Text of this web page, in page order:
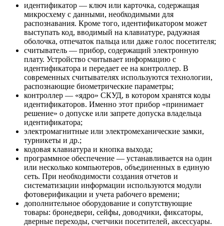
идентификатор — ключ или карточка, содержащая
микросхему с данными, необходимыми для
распознавания. Кроме того, идентификатором может
выступать код, вводимый на клавиатуре, радужная
оболочка, отпечаток пальца или даже голос посетителя;
считыватель — прибор, содержащий электронную
плату. Устройство считывает информацию с
идентификатора и передает ее на контроллер. В
современных считывателях используются технологии,
распознающие биометрические параметры;
контроллер — «ядро» СКУД, в котором хранятся коды
идентификаторов. Именно этот прибор «принимает
решение» о допуске или запрете допуска владельца
идентификатора;
электромагнитные или электромеханические замки,
турникеты и др.;
кодовая клавиатура и кнопка выхода;
программное обеспечение — устанавливается на один
или несколько компьютеров, объединенных в единую
сеть. При необходимости создания отчетов и
систематизации информации используются модули
фотоверификации и учета рабочего времени;
дополнительное оборудование и сопутствующие
товары: бронедвери, сейфы, доводчики, фиксаторы,
дверные переходы, счетчики посетителей, аксессуары.